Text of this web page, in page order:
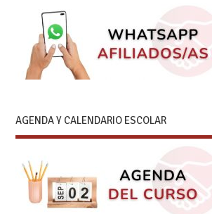
AGENDA Y CALENDARIO ESCOLAR